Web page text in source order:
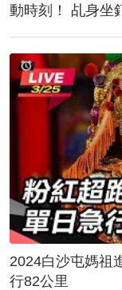
動時刻！ 乩身坐
2024白沙屯媽祖進
行82公里